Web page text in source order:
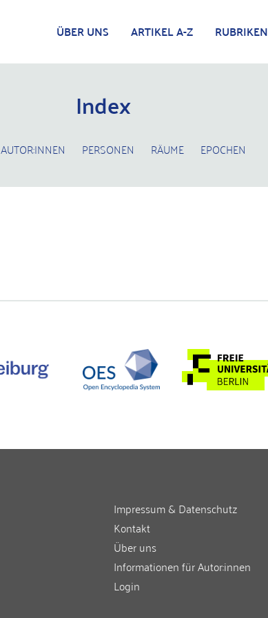
ÜBER UNS ARTIKEL A-Z RUBRIKEN
Index
AUTOR:INNEN PERSONEN RÄUME EPOCHEN
Impressum & Datenschutz
Kontakt
Über uns
Informationen für Autor:innen
Login